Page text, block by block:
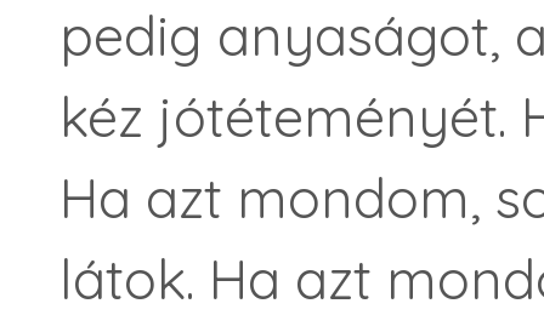
pedig anyaságot,
kéz jótéteményét.
Ha azt mondom,
látok. Ha azt